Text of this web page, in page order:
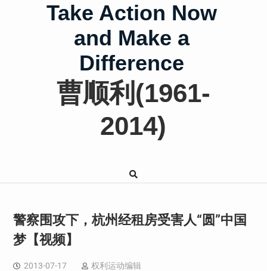
Take Action Now
and Make a
Difference
曹顺利(1961-
2014)
警察围攻下，杭州经租房受害人“圆”中国
梦【视频】
2013-07-17 权利运动编辑